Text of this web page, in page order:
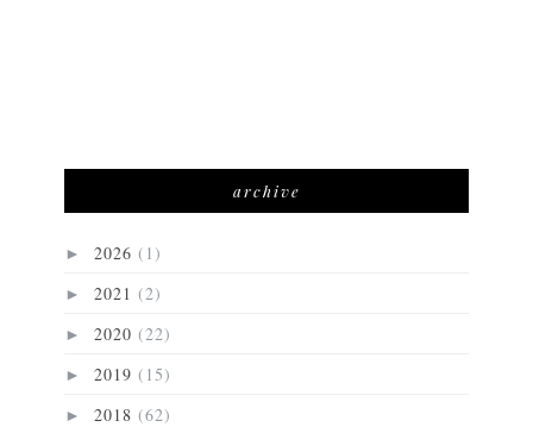
archive
► 2026 (1)
► 2021 (2)
► 2020 (22)
► 2019 (15)
► 2018 (62)